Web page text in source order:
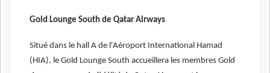
Gold Lounge South de Qatar Airways
Situé dans le hall A de l'Aéroport International Hamad
(HIA), le Gold Lounge South accueillera les membres Gold